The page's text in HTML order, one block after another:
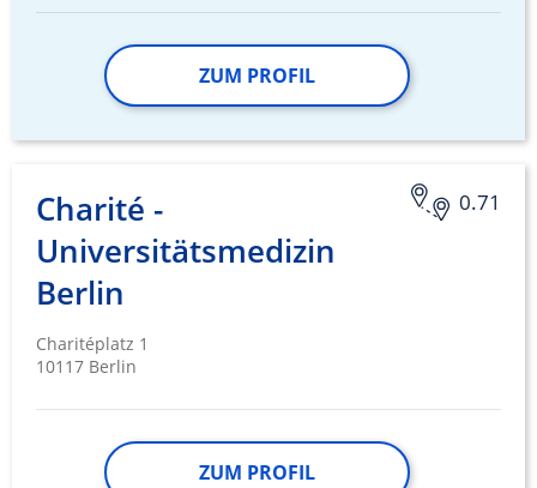
ZUM PROFIL
0.71
Charité -
Universitätsmedizin
Berlin
Charitéplatz 1
10117 Berlin
ZUM PROFIL